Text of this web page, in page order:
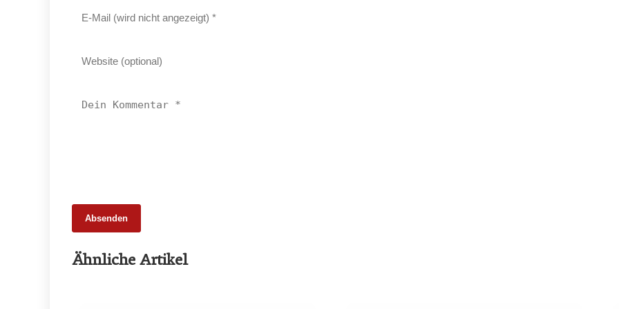
Absenden
Ähnliche Artikel
65 Millionen Euro Umsatz in der